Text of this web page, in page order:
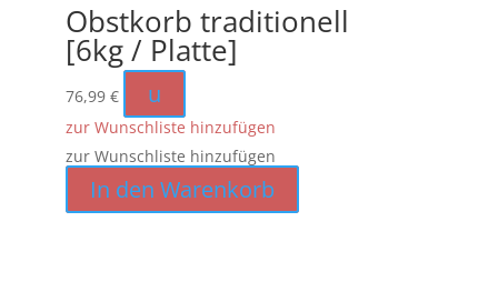
Obstkorb traditionell
[6kg / Platte]
76,99 € u
zur Wunschliste hinzufügen
zur Wunschliste hinzufügen
In den Warenkorb